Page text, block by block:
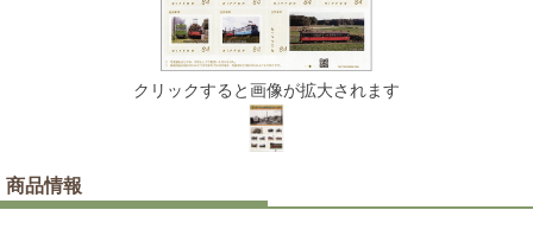
クリックすると画像が拡大されます
商品情報